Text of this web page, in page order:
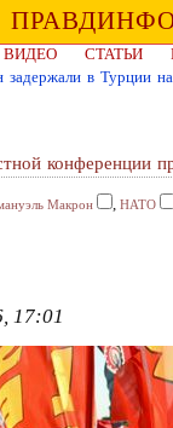
ВИДЕО СТАТЬИ
задержали в Турции
конференции
Макрон , НАТО
17:01